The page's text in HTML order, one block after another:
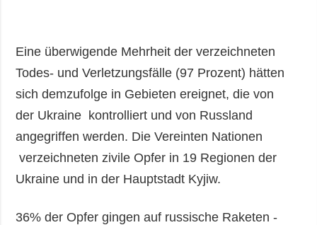
Veröffentlichungen
Interview
Fotos
Abonnement
Fotobank
Eine überwigende Mehrheit der verzeichneten
Todes- und Verletzungsfälle (97 Prozent) hätten
sich demzufolge in Gebieten ereignet, die von
der Ukraine kontrolliert und von Russland
angegriffen werden. Die Vereinten Nationen
verzeichneten zivile Opfer in 19 Regionen der
Ukraine und in der Hauptstadt Kyjiw.
36% der Opfer gingen auf russische Raketen -